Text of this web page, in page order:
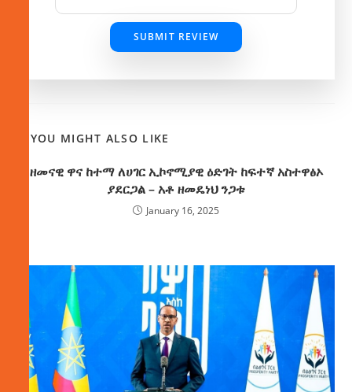
SUBMIT REVIEW
YOU MIGHT ALSO LIKE
ዘመናዊ ዋና ከተማ ለሀገር ኢኮኖሚያዊ ዕድገት ከፍተኛ አስተዋፅኦ
ያደርጋል – አቶ ዘመዴነህ ንጋቱ
January 16, 2025